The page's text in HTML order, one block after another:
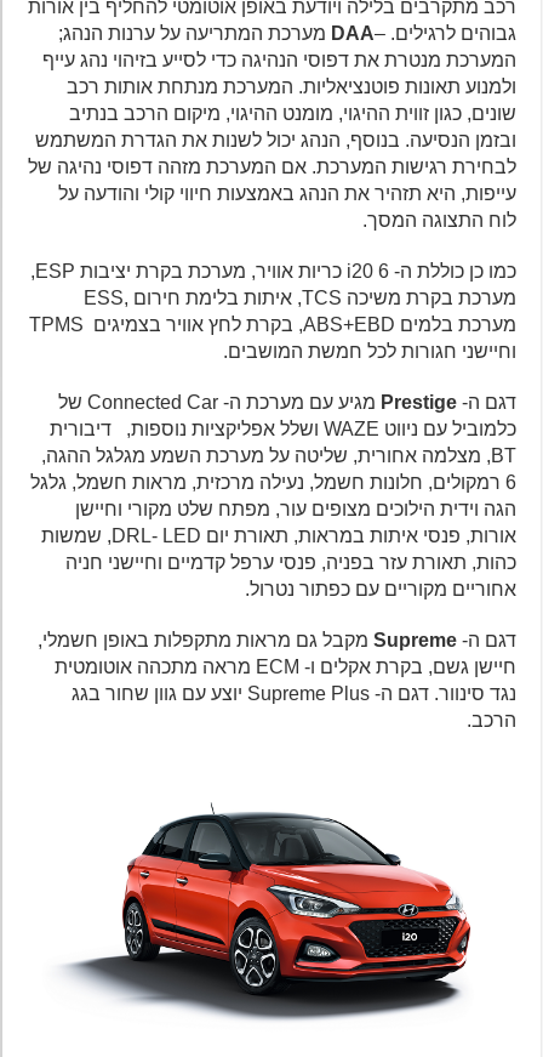
רכב מתקרבים בלילה ויודעת באופן אוטומטי להחליף בין אורות
גבוהים לרגילים. –DAAמערכת המתריעה על ערנות הנהג;
המערכת מנטרת את דפוסי הנהיגה כדי לסייע בזיהוי נהג עייף
ולמנוע תאונות פוטנציאליות. המערכת מנתחת אותות רכב
שונים, כגון זווית ההיגוי, מומנט ההיגוי, מיקום הרכב בנתיב
ובזמן הנסיעה. בנוסף, הנהג יכול לשנות את הגדרת המשתמש
לבחירת רגישות המערכת. אם המערכת מזהה דפוסי נהיגה של
עייפות, היא תזהיר את הנהג באמצעות חיווי קולי והודעה על
לוח התצוגה המסך.
כמו כן כוללת ה- i20 6 כריות אוויר, מערכת בקרת יציבות ESP,
מערכת בקרת משיכה TCS, איתות בלימת חירום ,ESS
מערכת בלמים ABS+EBD, בקרת לחץ אוויר בצמיגים TPMS
וחיישני חגורות לכל חמשת המושבים.
דגם ה-Prestige
מגיע עם מערכת ה- Connected Car של
כלמוביל עם ניווט WAZE ושלל אפליקציות נוספות, דיבורית
BT, מצלמה אחורית, שליטה על מערכת השמע מגלגל ההגה,
6 רמקולים, חלונות חשמל, נעילה מרכזית, מראות חשמל, גלגל
הגה וידית הילוכים מצופים עור, מפתח שלט מקורי וחיישן
אורות, פנסי איתות במראות, תאורת יום DRL- LED, שמשות
כהות, תאורת עזר בפניה, פנסי ערפל קדמיים וחיישני חניה
אחוריים מקוריים עם כפתור נטרול.
דגם ה-Supremeמקבל גם מראות מתקפלות באופן חשמלי,
חיישן גשם, בקרת אקלים ו- ECM מראה מתכהה אוטומטית
נגד סינוור. דגם ה- Supreme Plus יוצע עם גוון שחור בגג
הרכב.